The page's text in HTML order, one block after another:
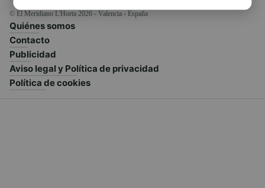
© El Meridiano L'Horta 2026 - Valencia - España
Quiénes somos
Contacto
Publicidad
Aviso legal y Política de privacidad
Política de cookies